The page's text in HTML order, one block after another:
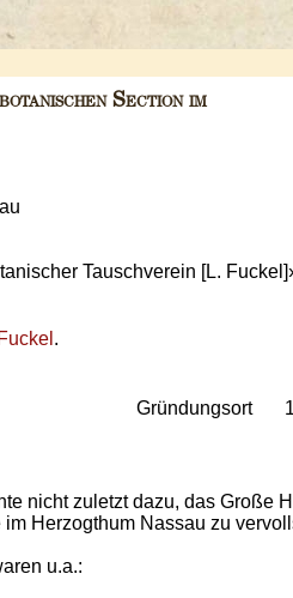
Section im
Tauschverein [L. Fuckel]›
.
Gründungsort
nicht zuletzt dazu, das Große
Herzogthum Nassau zu
u.a.: